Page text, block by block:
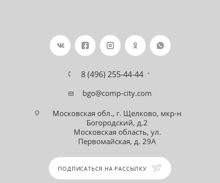
8 (496) 255-44-44
bgo@comp-city.com
Московская обл., г. Щелково, мкр-н
Богородский, д.2
Московская область, ул.
Первомайская, д. 29А
ПОДПИСАТЬСЯ НА РАССЫЛКУ